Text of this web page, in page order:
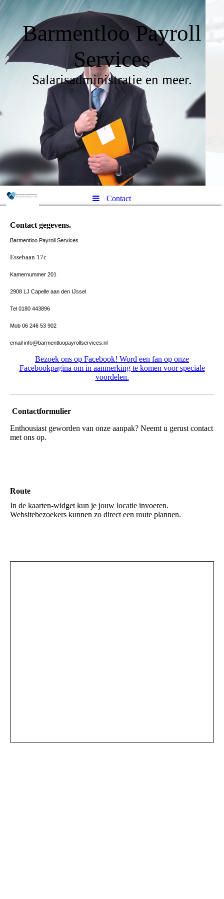
Barmentloo Payroll
Services
Salarisadministratie en meer.
Contact
Contact gegevens.
Barmentloo Payroll Services
Essebaan 17c
Kamernummer 201
2908 LJ Capelle aan den IJssel
Tel 0180 443896
Mob 06 246 53 902
email info@barmentloopayrollservices.nl
Bezoek ons op Facebook! Word een fan op onze
Facebookpagina om in aanmerking te komen voor speciale
voordelen.
Contactformulier
Enthousiast geworden van onze aanpak? Neemt u gerust contact
met ons op.
Route
In de kaarten-widget kun je jouw locatie invoeren.
Websitebezoekers kunnen zo direct een route plannen.